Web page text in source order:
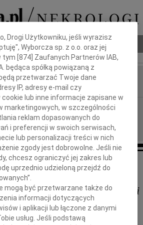
Poradnik pogrzebowy
Koledze
Jarosławowi Frankiewiczowi
wyrazy głębokiego współczucia
Drogi Użytkowniku, jeśli wyrazisz
Wyborcza sp. z o.o. oraz jej
tym [874 ] Zaufanych Partnerów IAB,
będąca spółką powiązaną z
przetwarzać Twoje dane
IP, adresy e-mail czy
lub inne informacje zapisane w
marketingowych, w szczególności
reklam dopasowanych do
i preferencji w swoich serwisach,
lub personalizacji treści w nich
zgody jest dobrowolne. Jeśli nie
chcesz ograniczyć jej zakres lub
uprzednio udzieloną przejdź do
mogą być przetwarzane także do
informacji dotyczących
i aplikacji lub łączone z danymi
usług. Jeśli podstawą